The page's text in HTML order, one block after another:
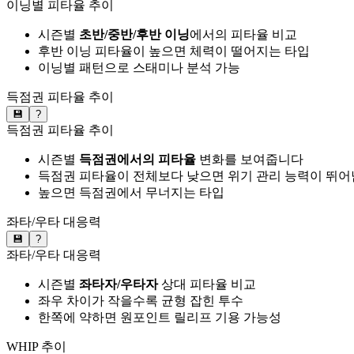
이닝별 피타율 추이
시즌별 초반/중반/후반 이닝에서의 피타율 비교
후반 이닝 피타율이 높으면 체력이 떨어지는 타입
이닝별 패턴으로 스태미나 분석 가능
득점권 피타율 추이
💾 ?
득점권 피타율 추이
시즌별 득점권에서의 피타율 변화를 보여줍니다
득점권 피타율이 전체보다 낮으면 위기 관리 능력이 뛰어
높으면 득점권에서 무너지는 타입
좌타/우타 대응력
💾 ?
좌타/우타 대응력
시즌별 좌타자/우타자상대 피타율 비교
좌우 차이가 작을수록 균형 잡힌 투수
한쪽에 약하면 원포인트 릴리프 기용 가능성
WHIP 추이